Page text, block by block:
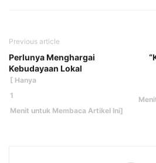
Previous article
Perlunya Menghargai
Kebudayaan Lokal